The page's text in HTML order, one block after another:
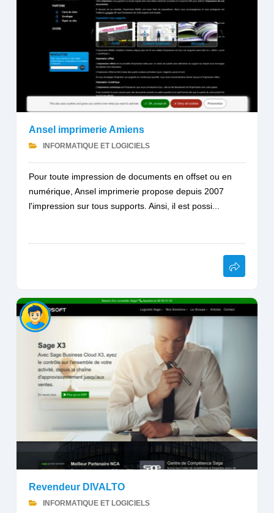
Ansel imprimerie Amiens
INFORMATIQUE ET LOGICIELS
Pour toute impression de documents en offset ou en
numérique, Ansel imprimerie propose depuis 2007
l'impression sur tous supports. Ainsi, il est possi...
Revendeur DIVALTO
INFORMATIQUE ET LOGICIELS